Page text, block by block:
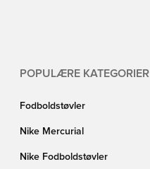
POPULÆRE KATEGORIER
Fodboldstøvler
Nike Mercurial
Nike Fodboldstøvler